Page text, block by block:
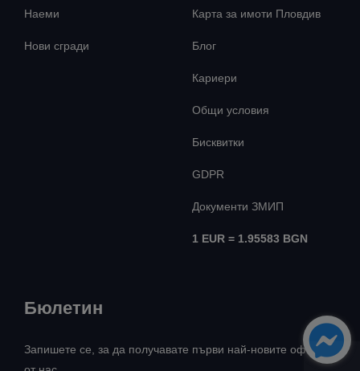
Наеми
Нови сгради
Карта за имоти Пловдив
Блог
Кариери
Общи условия
Бисквитки
GDPR
Документи ЗМИП
1 EUR = 1.95583 BGN
Бюлетин
Запишете се, за да получавате първи най-новите оферти